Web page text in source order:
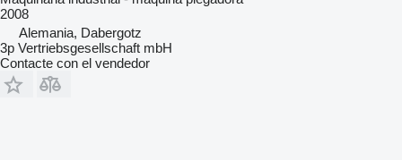
2008
Alemania, Dabergotz
3p Vertriebsgesellschaft mbH
Contacte con el vendedor